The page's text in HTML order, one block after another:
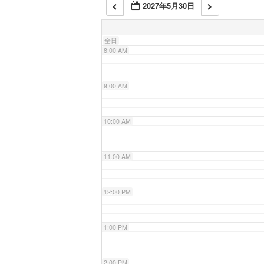
2027年5月30日
全日
7:00 AM
8:00 AM
9:00 AM
10:00 AM
11:00 AM
12:00 PM
1:00 PM